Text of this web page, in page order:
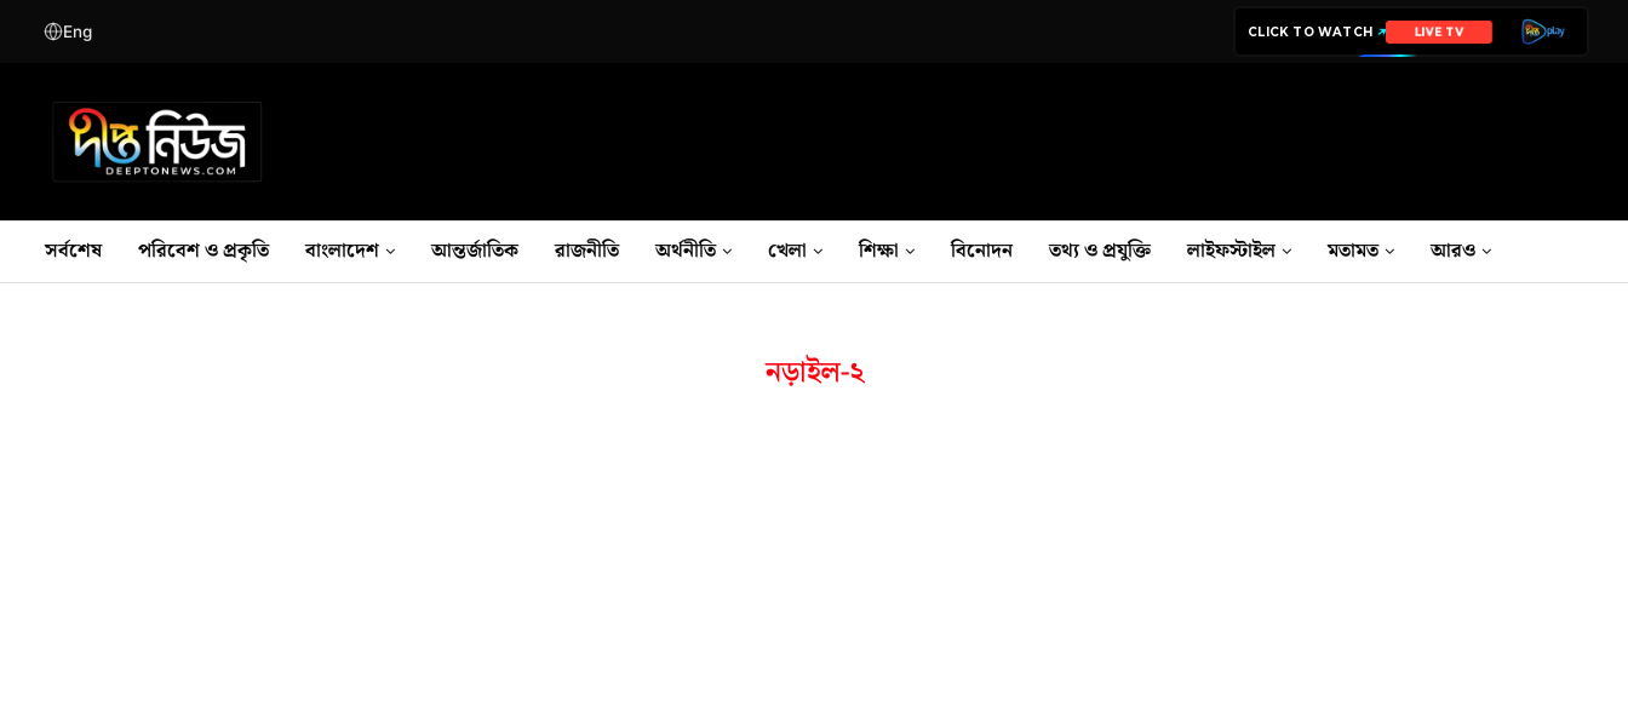
Eng CLICK TO WATCH LIVE TV
সর্বশেষ পরিবেশ ও প্রকৃতি বাংলাদেশ আন্তর্জাতিক রাজনীতি অর্থনীতি খেলা শিক্ষা বিনোদন তথ‍্য ও প্রযুক্তি লাইফস্টাইল মতামত আরও
নড়াইল-২